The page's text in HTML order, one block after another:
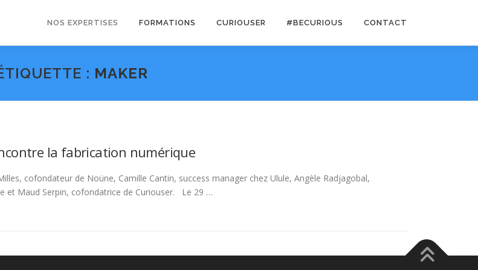
NOS EXPERTISES FORMATIONS CURIOUSER #BECURIOUS CONTACT
: MAKER
la fabrication numérique
cofondateur de Noüne, Camille Cantin, success manager chez Ulule, Angèle Radjagobal,
et Maud Serpin, cofondatrice de Curiouser. Le 29 …